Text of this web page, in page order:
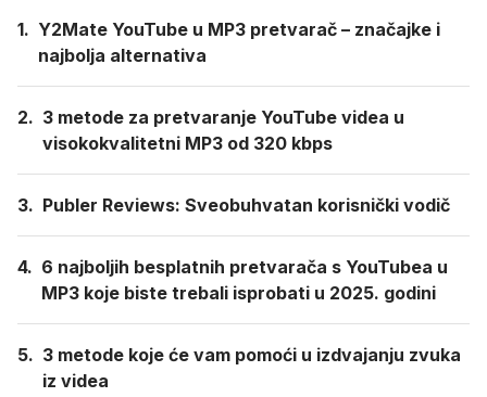
1. Y2Mate YouTube u MP3 pretvarač – značajke i
najbolja alternativa
2. 3 metode za pretvaranje YouTube videa u
visokokvalitetni MP3 od 320 kbps
3. Publer Reviews: Sveobuhvatan korisnički vodič
4. 6 najboljih besplatnih pretvarača s YouTubea u
MP3 koje biste trebali isprobati u 2025. godini
5. 3 metode koje će vam pomoći u izdvajanju zvuka
iz videa